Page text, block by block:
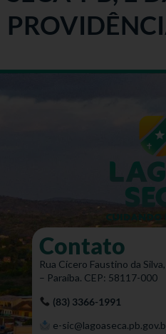
Contato
Rua Cícero Faustino da
– Paraíba. CEP: 58117-000
(83) 3366-1991
e-